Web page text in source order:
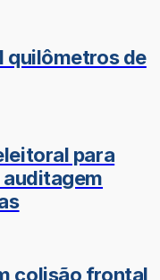
quilômetros de
para
colisão frontal